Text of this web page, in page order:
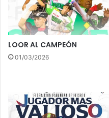
LOOR AL CAMPEÓN
01/03/2026